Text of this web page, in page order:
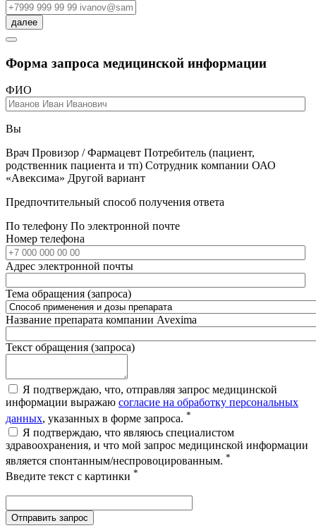
далее
Форма запроса медицинской информации
ФИО
Вы
Врач Провизор / Фармацевт Потребитель (пациент,
родственник пациента и тп) Сотрудник компании ОАО
«Авексима» Другой вариант
Предпочтительный способ получения ответа
По телефону По электронной почте
Номер телефона
Адрес электронной почты
Тема обращения (запроса)
Название препарата компании Avexima
Текст обращения (запроса)
Я подтверждаю, что, отправляя запрос медицинской
информации выражаю согласие на обработку персональных
данных, указанных в форме запроса. *
Я подтверждаю, что являюсь специалистом
здравоохранения, и что мой запрос медицинской информации
является спонтанным/неспровоцированным. *
Введите текст с картинки *
Отправить запрос